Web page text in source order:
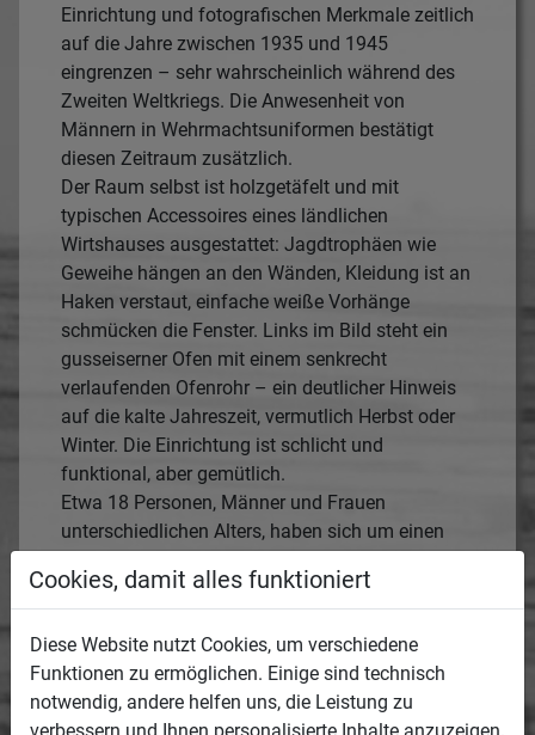
Einrichtung und fotografischen Merkmale zeitlich
auf die Jahre zwischen 1935 und 1945
eingrenzen – sehr wahrscheinlich während des
Zweiten Weltkriegs. Die Anwesenheit von
Männern in Wehrmachtsuniformen bestätigt
diesen Zeitraum zusätzlich.
Der Raum selbst ist holzgetäfelt und mit
typischen Accessoires eines ländlichen
Wirtshauses ausgestattet: Jagdtrophäen wie
Geweihe hängen an den Wänden, Kleidung ist an
Haken verstaut, einfache weiße Vorhänge
schmücken die Fenster. Links im Bild steht ein
gusseiserner Ofen mit einem senkrecht
verlaufenden Ofenrohr – ein deutlicher Hinweis
auf die kalte Jahreszeit, vermutlich Herbst oder
Winter. Die Einrichtung ist schlicht und
funktional, aber gemütlich.
Etwa 18 Personen, Männer und Frauen
unterschiedlichen Alters, haben sich um einen
Die Stimmung wirkt fröhlich und ungezwungen,
es wird gelacht, getrunken und musiziert. Ein
älterer Mann mit markantem Schnurrbart spielt
ein Akkordeon. Auf dem Tisch stehen zahlreiche
Gläser und Krüge, wahrscheinlich mit Bier oder
Cookies, damit alles funktioniert
Diese Website nutzt Cookies, um verschiedene
Funktionen zu ermöglichen. Einige sind technisch
notwendig, andere helfen uns, die Leistung zu